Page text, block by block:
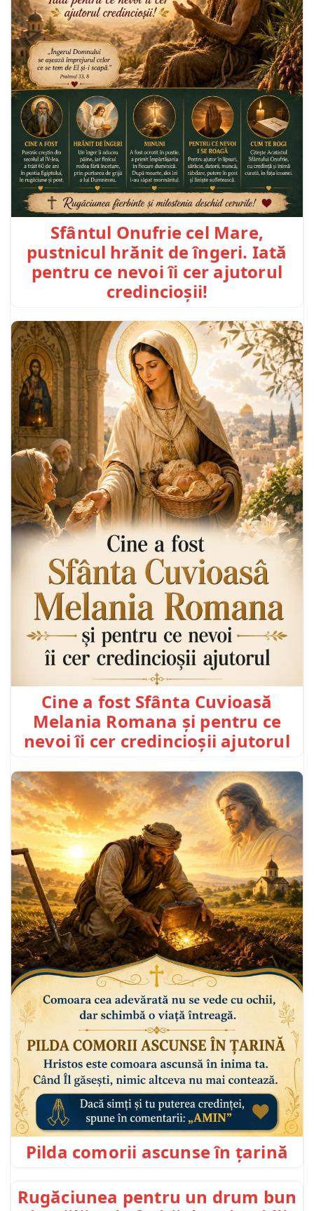
Sfântul Onufrie cel Mare,
pustnicul hrănit de îngeri. Iată
pentru ce nevoi îi cer ajutorul
credincioșii!
Cine a fost Sfânta Cuvioasă
Melania Romana și pentru ce
nevoi îi cer credincioșii ajutorul
Pilda comorii ascunse în țarină
Rugăciunea pentru un drum bun